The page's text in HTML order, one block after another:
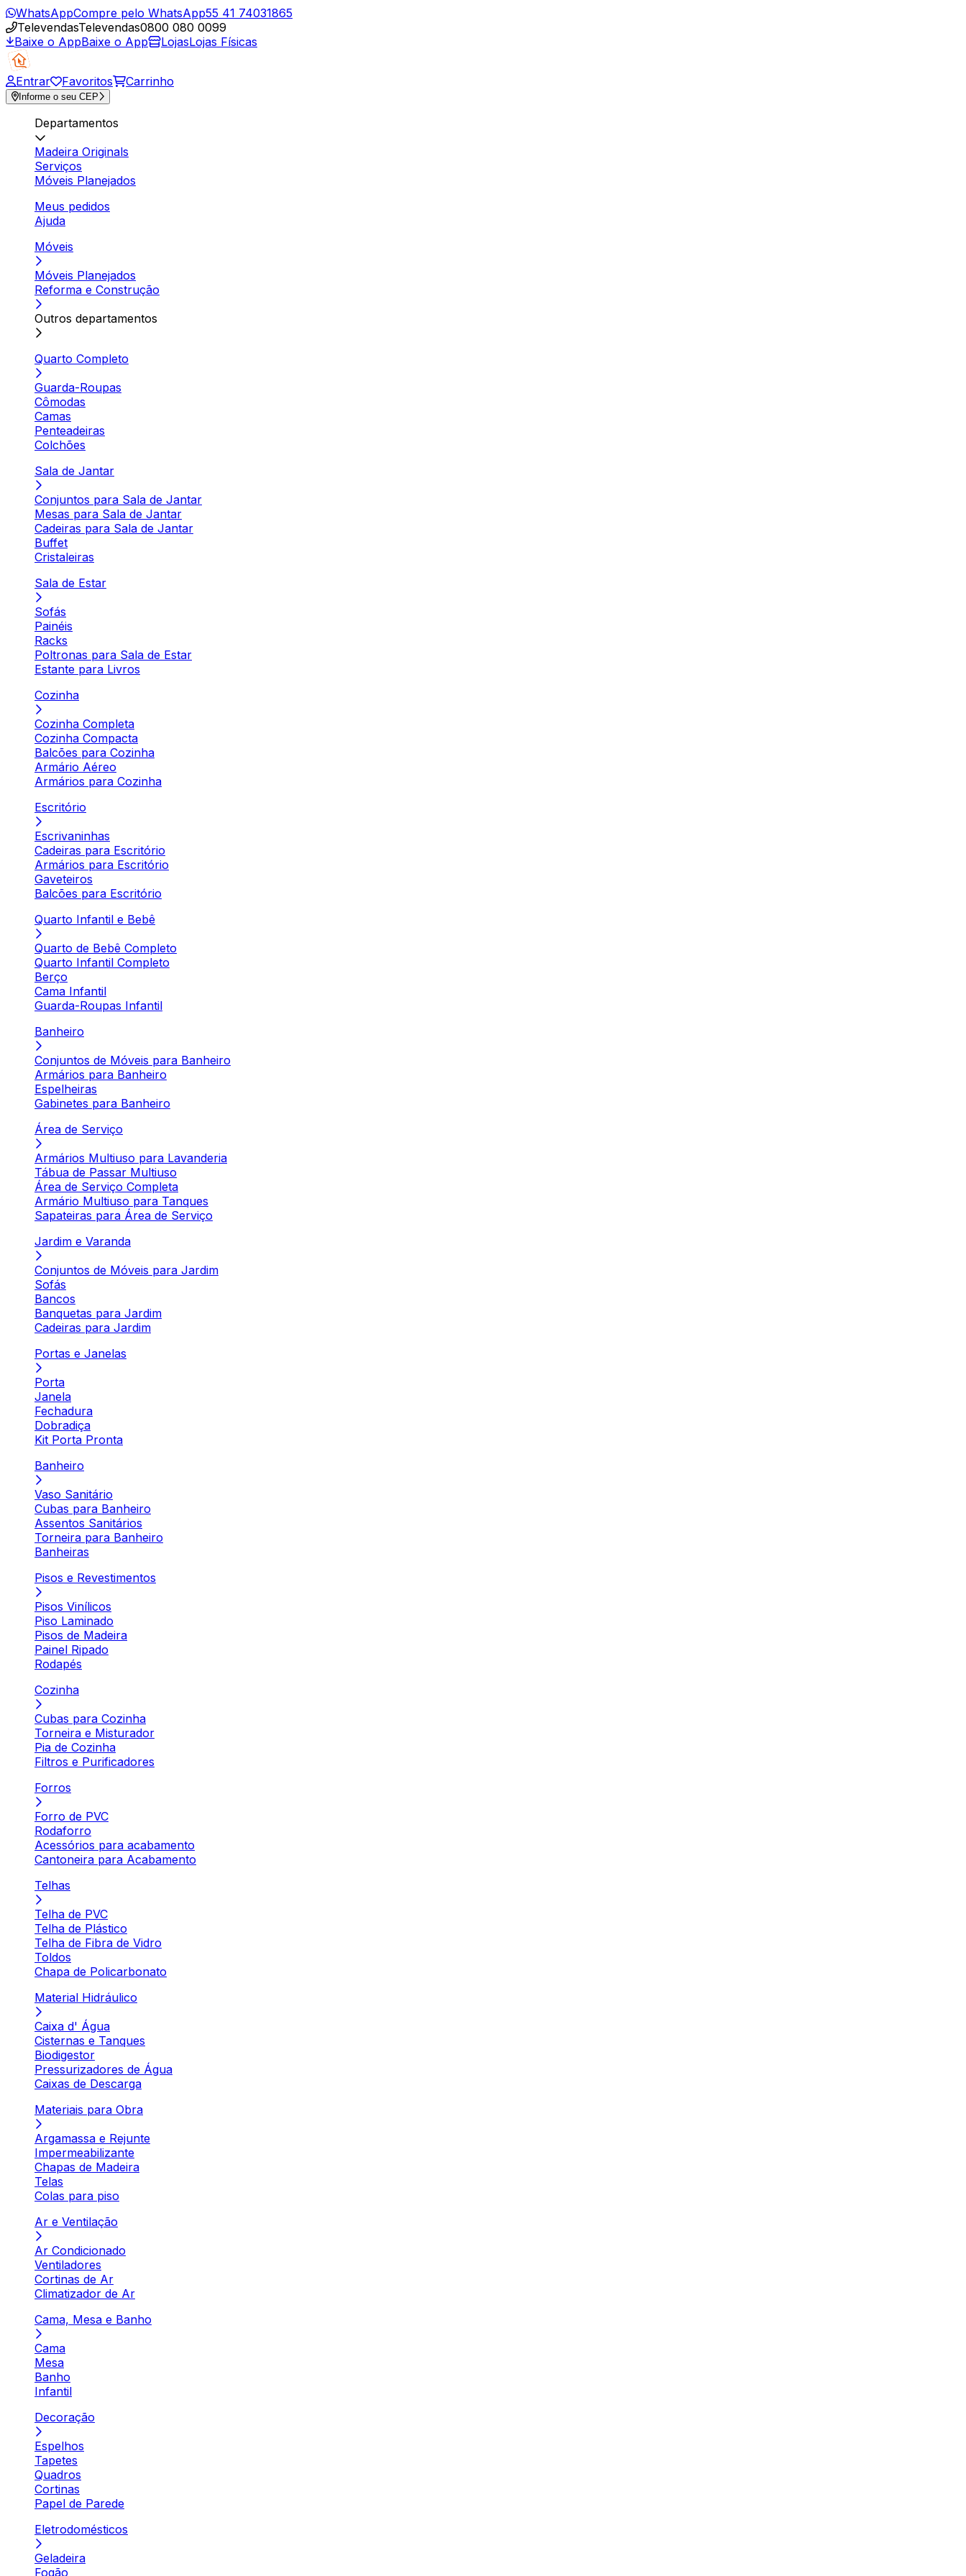
WhatsAppCompre pelo WhatsApp55 41 74031865
TelevendasTelevendas0800 080 0099
Baixe o AppBaixe o App LojasLojas Físicas
Entrar Favoritos Carrinho
Informe o seu CEP
Departamentos
Madeira Originals
Serviços
Móveis Planejados
Meus pedidos
Ajuda
Móveis
Móveis Planejados
Reforma e Construção
Outros departamentos
Quarto Completo
Guarda-Roupas
Cômodas
Camas
Penteadeiras
Colchões
Sala de Jantar
Conjuntos para Sala de Jantar
Mesas para Sala de Jantar
Cadeiras para Sala de Jantar
Buffet
Cristaleiras
Sala de Estar
Sofás
Painéis
Racks
Poltronas para Sala de Estar
Estante para Livros
Cozinha
Cozinha Completa
Cozinha Compacta
Balcões para Cozinha
Armário Aéreo
Armários para Cozinha
Escritório
Escrivaninhas
Cadeiras para Escritório
Armários para Escritório
Gaveteiros
Balcões para Escritório
Quarto Infantil e Bebê
Quarto de Bebê Completo
Quarto Infantil Completo
Berço
Cama Infantil
Guarda-Roupas Infantil
Banheiro
Conjuntos de Móveis para Banheiro
Armários para Banheiro
Espelheiras
Gabinetes para Banheiro
Área de Serviço
Armários Multiuso para Lavanderia
Tábua de Passar Multiuso
Área de Serviço Completa
Armário Multiuso para Tanques
Sapateiras para Área de Serviço
Jardim e Varanda
Conjuntos de Móveis para Jardim
Sofás
Bancos
Banquetas para Jardim
Cadeiras para Jardim
Portas e Janelas
Porta
Janela
Fechadura
Dobradiça
Kit Porta Pronta
Banheiro
Vaso Sanitário
Cubas para Banheiro
Assentos Sanitários
Torneira para Banheiro
Banheiras
Pisos e Revestimentos
Pisos Vinílicos
Piso Laminado
Pisos de Madeira
Painel Ripado
Rodapés
Cozinha
Cubas para Cozinha
Torneira e Misturador
Pia de Cozinha
Filtros e Purificadores
Forros
Forro de PVC
Rodaforro
Acessórios para acabamento
Cantoneira para Acabamento
Telhas
Telha de PVC
Telha de Plástico
Telha de Fibra de Vidro
Toldos
Chapa de Policarbonato
Material Hidráulico
Caixa d' Água
Cisternas e Tanques
Biodigestor
Pressurizadores de Água
Caixas de Descarga
Materiais para Obra
Argamassa e Rejunte
Impermeabilizante
Chapas de Madeira
Telas
Colas para piso
Ar e Ventilação
Ar Condicionado
Ventiladores
Cortinas de Ar
Climatizador de Ar
Cama, Mesa e Banho
Cama
Mesa
Banho
Infantil
Decoração
Espelhos
Tapetes
Quadros
Cortinas
Papel de Parede
Eletrodomésticos
Geladeira
Fogão